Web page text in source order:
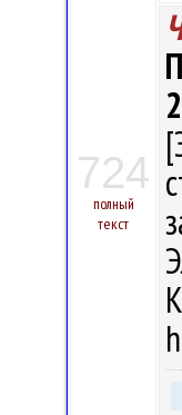
724
полный
текст